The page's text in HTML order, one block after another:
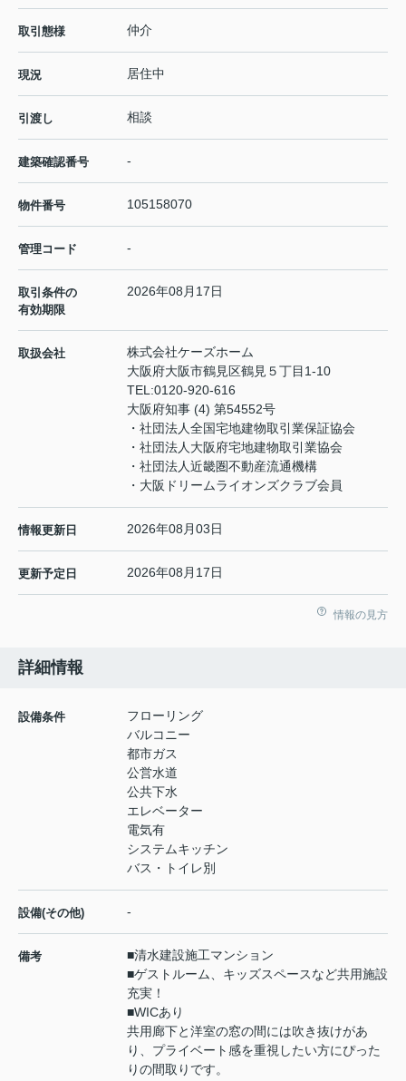
取引態様 仲介
現況 居住中
引渡し 相談
建築確認番号 -
物件番号 105158070
管理コード -
取引条件の
有効期限
2026年08月17日
取扱会社
株式会社ケーズホーム
大阪府大阪市鶴見区鶴見５丁目1-10
TEL:0120-920-616
大阪府知事 (4) 第54552号
・社団法人全国宅地建物取引業保証協会
・社団法人大阪府宅地建物取引業協会
・社団法人近畿圏不動産流通機構
・大阪ドリームライオンズクラブ会員
情報更新日 2026年08月03日
更新予定日 2026年08月17日
情報の見方
詳細情報
設備条件
フローリング
バルコニー
都市ガス
公営水道
公共下水
エレベーター
電気有
システムキッチン
バス・トイレ別
設備(その他) -
備考
■清水建設施工マンション
■ゲストルーム、キッズスペースなど共用施設
充実！
■WICあり
共用廊下と洋室の窓の間には吹き抜けがあ
り、プライベート感を重視したい方にぴった
りの間取りです。